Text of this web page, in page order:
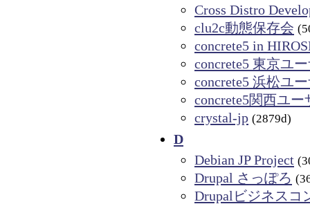
Cross Distro
clu2c動態保存会
concrete5 in
concrete5 東京ユ
concrete5 浜松ユ
concrete5関西ユ
crystal-jp (2879d)
D
Debian JP Project
Drupal さっぽろ
Drupalビジネスコ